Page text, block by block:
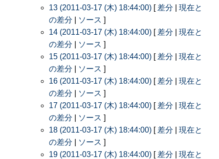
13 (2011-03-17 (木) 18:44:00) [ 差分
現在と
の差分
ソース ]
14 (2011-03-17 (木) 18:44:00) [ 差分
現在と
の差分
ソース ]
15 (2011-03-17 (木) 18:44:00) [ 差分
現在と
の差分
ソース ]
16 (2011-03-17 (木) 18:44:00) [ 差分
現在と
の差分
ソース ]
17 (2011-03-17 (木) 18:44:00) [ 差分
現在と
の差分
ソース ]
18 (2011-03-17 (木) 18:44:00) [ 差分
現在と
の差分
ソース ]
19 (2011-03-17 (木) 18:44:00) [ 差分
現在と